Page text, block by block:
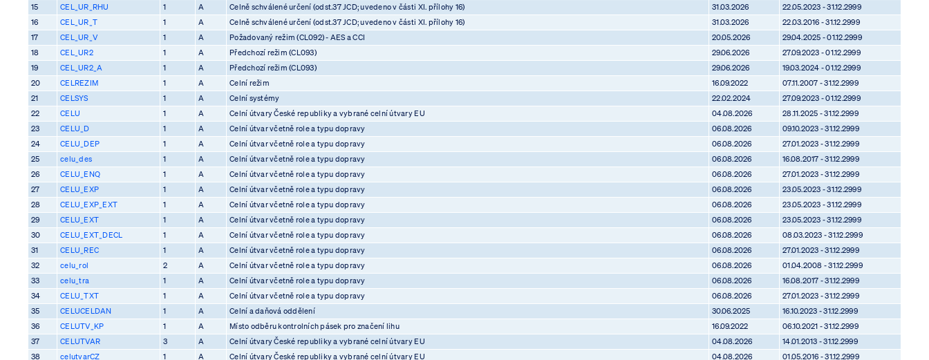
15
CEL_UR_RHU 1 A Celně schválené určení (odst.37 JCD; uvedeno v části XI. přílohy 16) 31.03.2026
22.05.2023 - 31.12.2999
16
CEL_UR_T 1 A Celně schválené určení (odst.37 JCD; uvedeno v části XI. přílohy 16) 31.03.2026
22.03.2016 - 31.12.2999
17
CEL_UR_V 1 A Požadovaný režim (CL092) - AES a CCI 20.05.2026
29.04.2025 - 01.12.2999
18
CEL_UR2 1 A Předchozí režim (CL093) 29.06.2026
27.09.2023 - 01.12.2999
19
CEL_UR2_A 1 A Předchozí režim (CL093) 29.06.2026
19.03.2024 - 01.12.2999
20
CELREZIM 1 A Celní režim 16.09.2022
07.11.2007 - 31.12.2999
21
CELSYS 1 A Celní systémy 22.02.2024
27.09.2023 - 01.12.2999
22
CELU 1 A Celní útvary České republiky a vybrané celní útvary EU 04.08.2026
28.11.2025 - 31.12.2999
23
CELU_D 1 A Celní útvar včetně role a typu dopravy 06.08.2026
09.10.2023 - 31.12.2999
24
CELU_DEP 1 A Celní útvar včetně role a typu dopravy 06.08.2026
27.01.2023 - 31.12.2999
25
celu_des 1 A Celní útvar včetně role a typu dopravy 06.08.2026
16.08.2017 - 31.12.2999
26
CELU_ENQ 1 A Celní útvar včetně role a typu dopravy 06.08.2026
27.01.2023 - 31.12.2999
27
CELU_EXP 1 A Celní útvar včetně role a typu dopravy 06.08.2026
23.05.2023 - 31.12.2999
28
CELU_EXP_EXT 1 A Celní útvar včetně role a typu dopravy 06.08.2026
23.05.2023 - 31.12.2999
29
CELU_EXT 1 A Celní útvar včetně role a typu dopravy 06.08.2026
23.05.2023 - 31.12.2999
30
CELU_EXT_DECL 1 A Celní útvar včetně role a typu dopravy 06.08.2026
08.03.2023 - 31.12.2999
31
CELU_REC 1 A Celní útvar včetně role a typu dopravy 06.08.2026
27.01.2023 - 31.12.2999
32
celu_rol 2 A Celní útvar včetně role a typu dopravy 06.08.2026
01.04.2008 - 31.12.2999
33
celu_tra 1 A Celní útvar včetně role a typu dopravy 06.08.2026
16.08.2017 - 31.12.2999
34
CELU_TXT 1 A Celní útvar včetně role a typu dopravy 06.08.2026
27.01.2023 - 31.12.2999
35
CELUCELDAN 1 A Celní a daňová oddělení 30.06.2025
16.10.2023 - 31.12.2999
36
CELUTV_KP 1 A Místo odběru kontrolních pásek pro značení lihu 16.09.2022
06.10.2021 - 31.12.2999
37
CELUTVAR 3 A Celní útvary České republiky a vybrané celní útvary EU 04.08.2026
14.01.2013 - 31.12.2999
38
celutvarCZ 1 A Celní útvary České republiky a vybrané celní útvary EU 04.08.2026
01.05.2016 - 31.12.2999